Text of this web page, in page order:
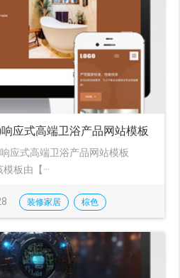
应式高端卫浴产品网站模板
应式高端卫浴产品网站模板
模板由【···
装修家居 棕色